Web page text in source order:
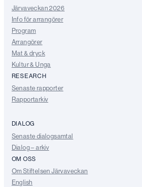
Järvaveckan 2026
Info för arrangörer
Program
Arrangörer
Mat & dryck
Kultur & Unga
RESEARCH
Senaste rapporter
Rapportarkiv
DIALOG
Senaste dialogsamtal
Dialog – arkiv
OM OSS
Om Stiftelsen Järvaveckan
English